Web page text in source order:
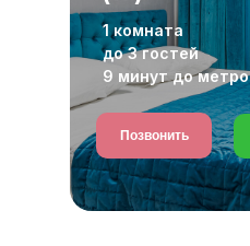
1 комната
до 3 гостей
9 минут до метро
Позвонить